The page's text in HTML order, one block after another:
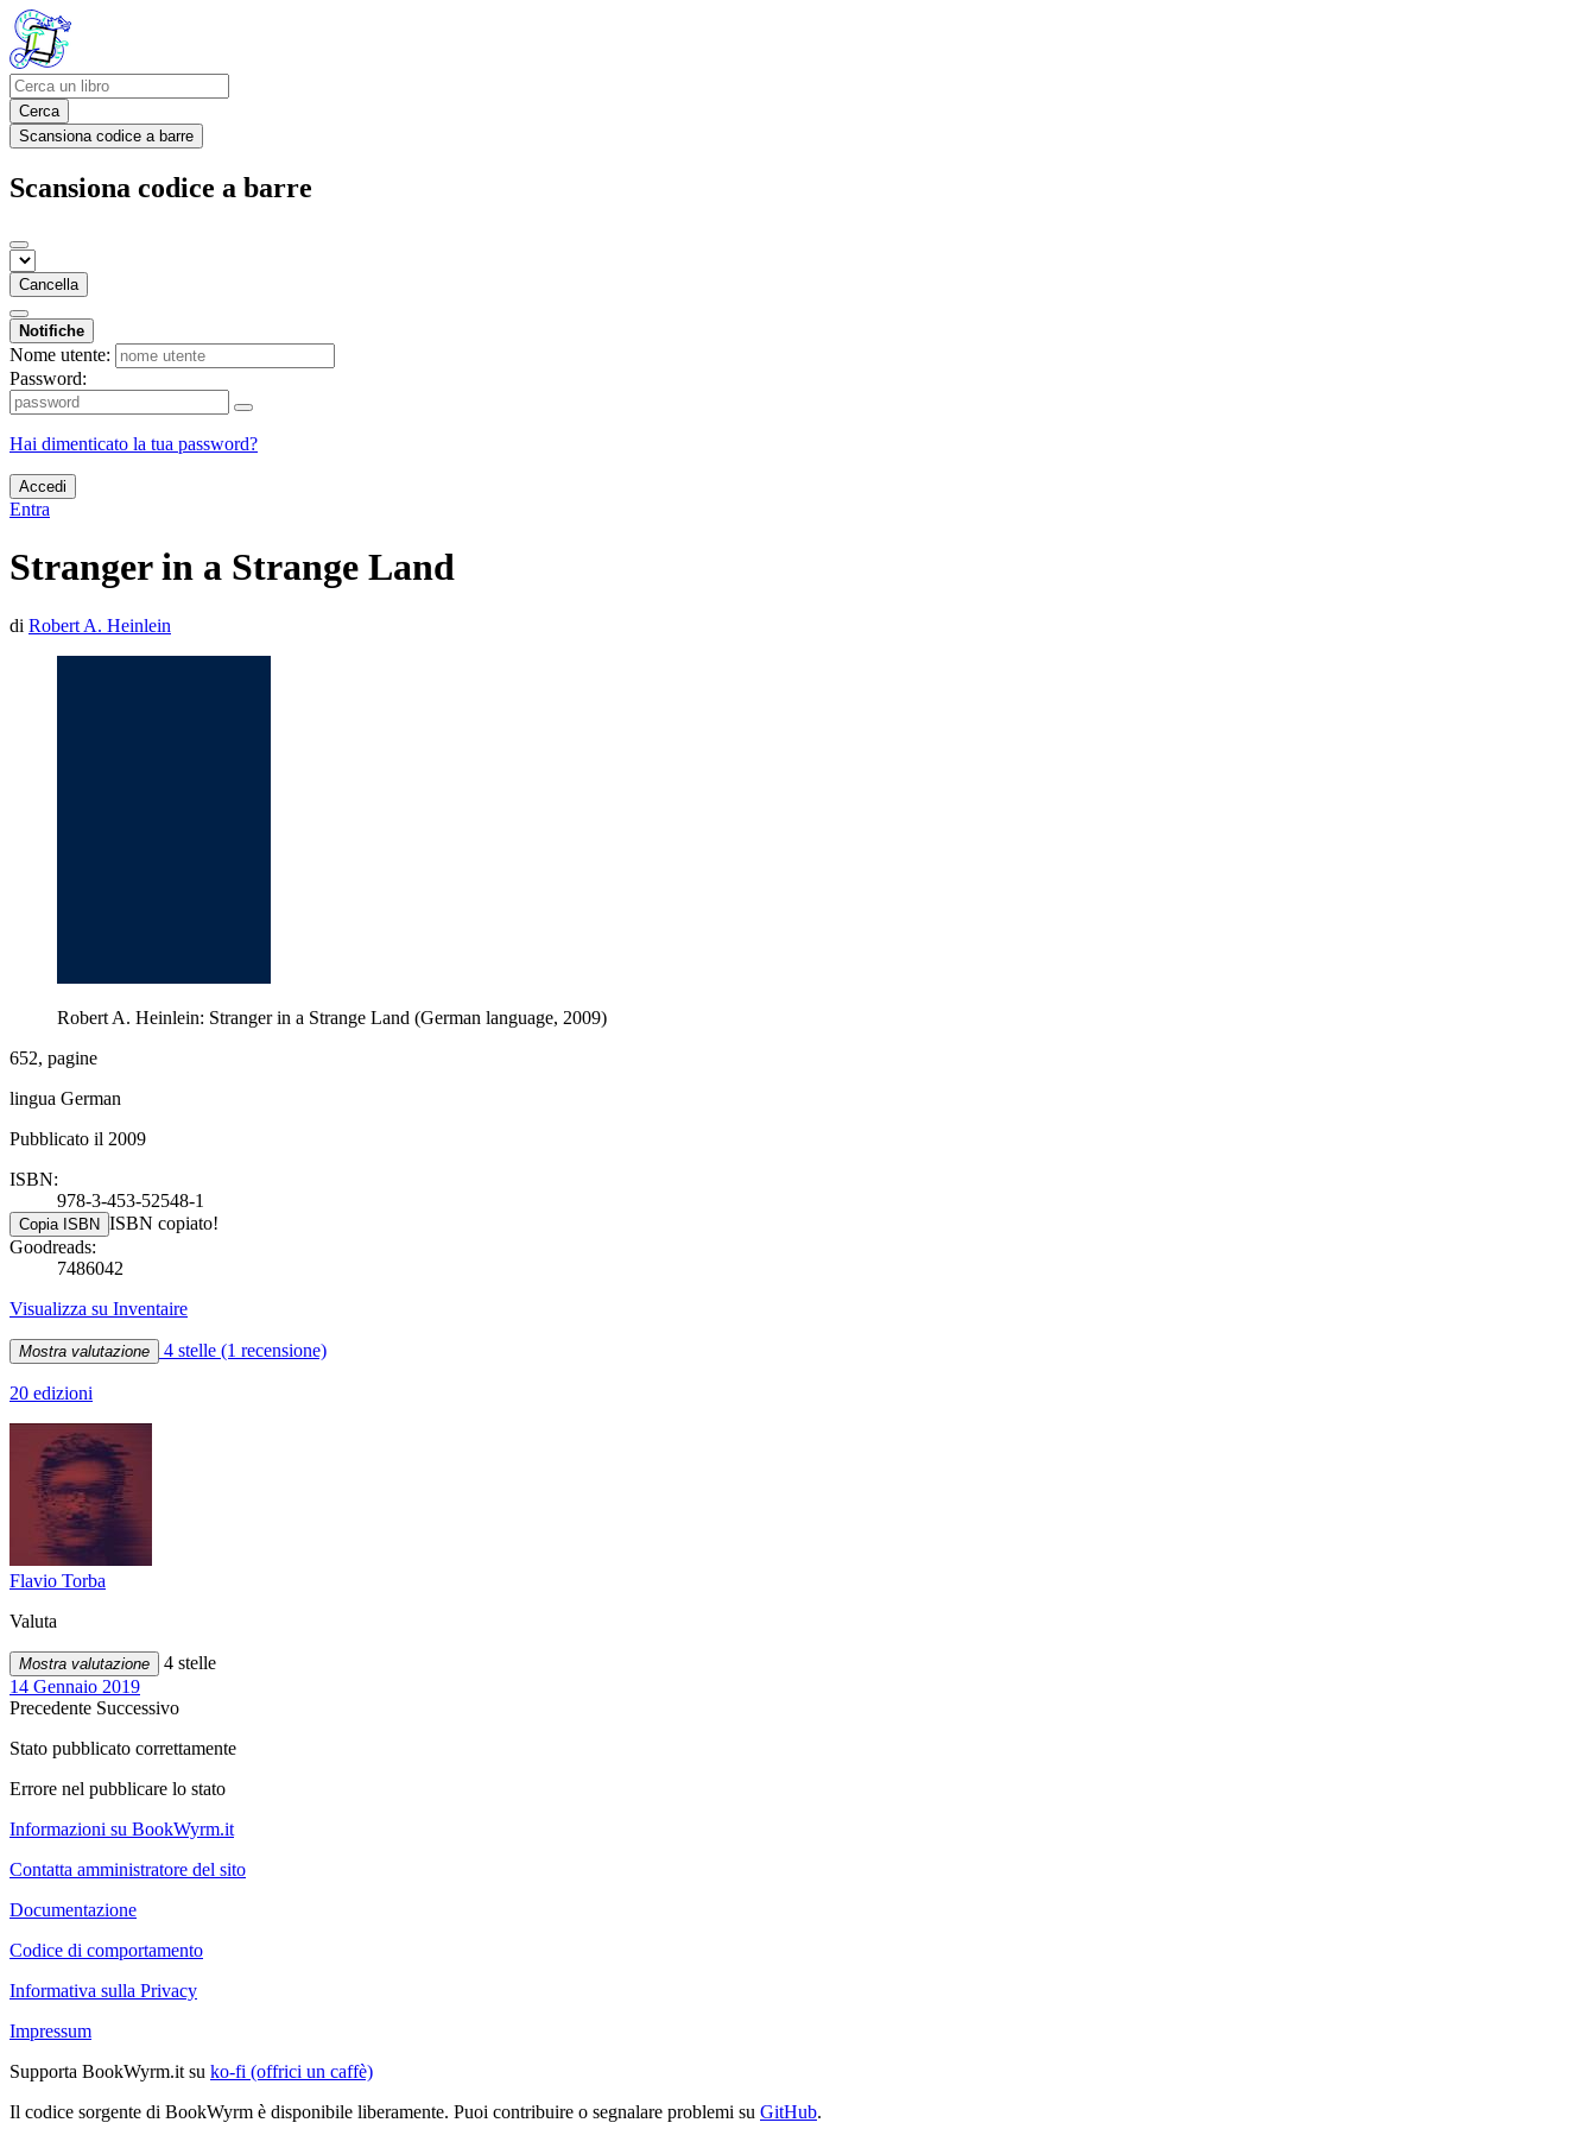
Cerca
Scansiona codice a barre
Scansiona codice a barre
Cancella
Notifiche
Nome utente:
Password:
Hai dimenticato la tua password?
Accedi
Entra
Stranger in a Strange Land
di Robert A. Heinlein
Robert A. Heinlein: Stranger in a Strange Land (German language, 2009)
652, pagine
lingua German
Pubblicato il 2009
ISBN:
978-3-453-52548-1
Copia ISBN ISBN copiato!
Goodreads:
7486042
Visualizza su Inventaire
Mostra valutazione 4 stelle (1 recensione)
20 edizioni
Flavio Torba
Valuta
Mostra valutazione
4 stelle
14 Gennaio 2019
Precedente Successivo
Stato pubblicato correttamente
Errore nel pubblicare lo stato
Informazioni su BookWyrm.it
Contatta amministratore del sito
Documentazione
Codice di comportamento
Informativa sulla Privacy
Impressum
Supporta BookWyrm.it su ko-fi (offrici un caffè)
Il codice sorgente di BookWyrm è disponibile liberamente. Puoi contribuire o segnalare problemi su GitHub.